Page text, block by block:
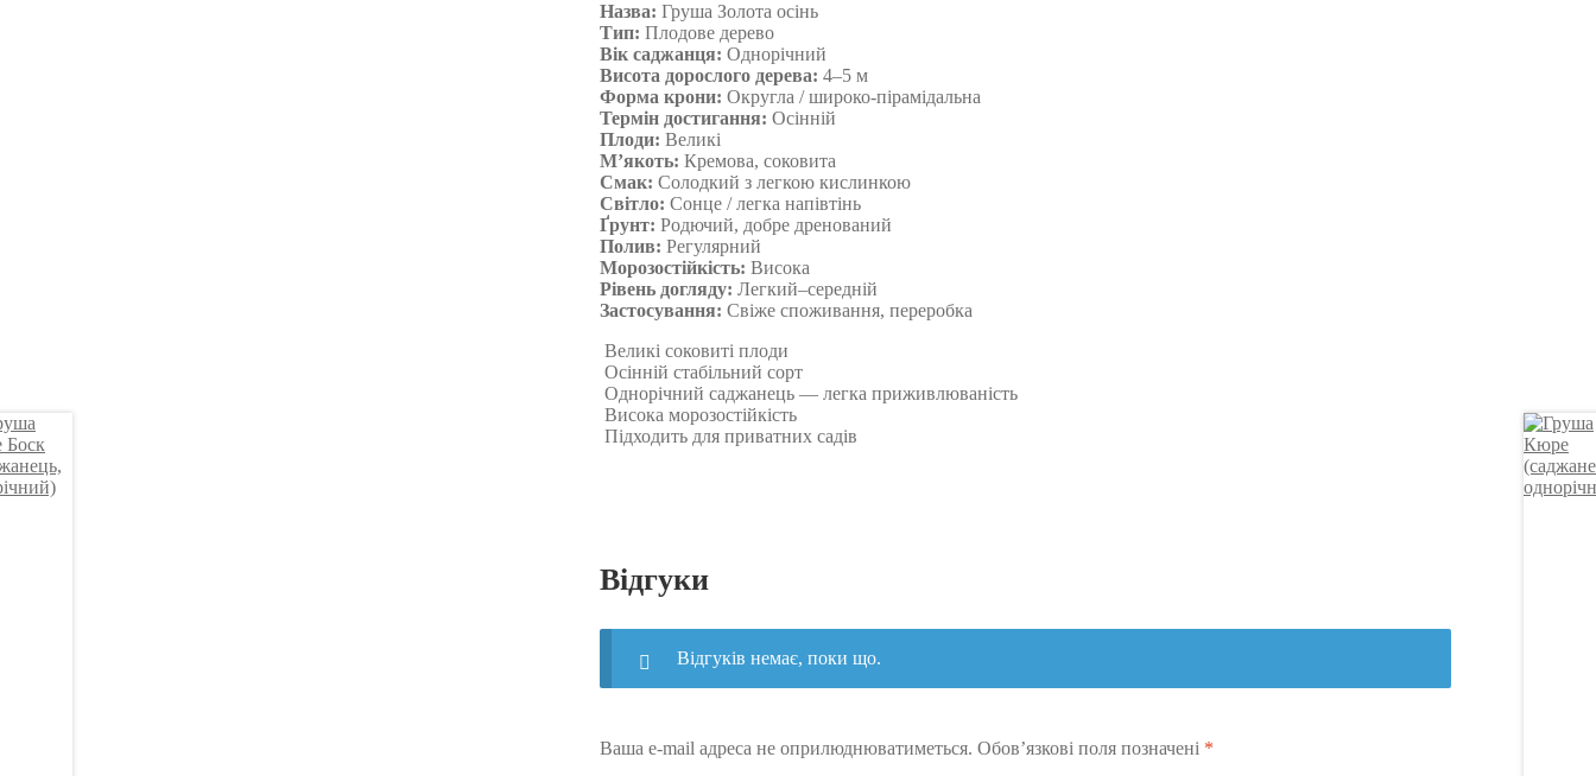
Назва: Груша Золота осінь
Тип: Плодове дерево
Вік саджанця: Однорічний
Висота дорослого дерева: 4–5 м
Форма крони: Округла / широко-пірамідальна
Термін достигання: Осінній
Плоди: Великі
М’якоть: Кремова, соковита
Смак: Солодкий з легкою кислинкою
Світло: Сонце / легка напівтінь
Ґрунт: Родючий, добре дренований
Полив: Регулярний
Морозостійкість: Висока
Рівень догляду: Легкий–середній
Застосування: Свіже споживання, переробка
Великі соковиті плоди
Осінній стабільний сорт
Однорічний саджанець — легка приживлюваність
Висока морозостійкість
Підходить для приватних садів
Відгуки
Відгуків немає, поки що.
Ваша e-mail адреса не оприлюднюватиметься. Обов’язкові поля позначені *